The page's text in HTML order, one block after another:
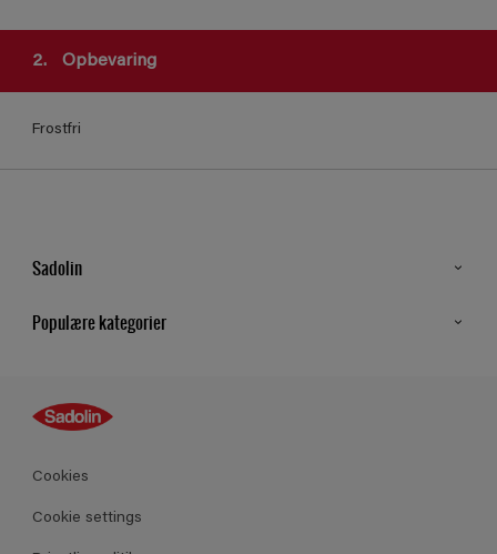
2. Opbevaring
Frostfri
Sadolin
Populære kategorier
Farver
Produkter
Cookies
Cookie settings